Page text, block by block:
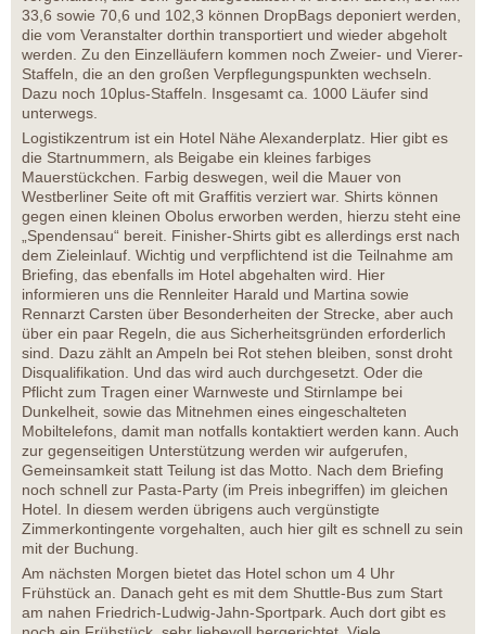
33,6 sowie 70,6 und 102,3 können DropBags deponiert werden,
die vom Veranstalter dorthin transportiert und wieder abgeholt
werden. Zu den Einzelläufern kommen noch Zweier- und Vierer-
Staffeln, die an den großen Verpflegungspunkten wechseln.
Dazu noch 10plus-Staffeln. Insgesamt ca. 1000 Läufer sind
unterwegs.
Logistikzentrum ist ein Hotel Nähe Alexanderplatz. Hier gibt es
die Startnummern, als Beigabe ein kleines farbiges
Mauerstückchen. Farbig deswegen, weil die Mauer von
Westberliner Seite oft mit Graffitis verziert war. Shirts können
gegen einen kleinen Obolus erworben werden, hierzu steht eine
„Spendensau“ bereit. Finisher-Shirts gibt es allerdings erst nach
dem Zieleinlauf. Wichtig und verpflichtend ist die Teilnahme am
Briefing, das ebenfalls im Hotel abgehalten wird. Hier
informieren uns die Rennleiter Harald und Martina sowie
Rennarzt Carsten über Besonderheiten der Strecke, aber auch
über ein paar Regeln, die aus Sicherheitsgründen erforderlich
sind. Dazu zählt an Ampeln bei Rot stehen bleiben, sonst droht
Disqualifikation. Und das wird auch durchgesetzt. Oder die
Pflicht zum Tragen einer Warnweste und Stirnlampe bei
Dunkelheit, sowie das Mitnehmen eines eingeschalteten
Mobiltelefons, damit man notfalls kontaktiert werden kann. Auch
zur gegenseitigen Unterstützung werden wir aufgerufen,
Gemeinsamkeit statt Teilung ist das Motto. Nach dem Briefing
noch schnell zur Pasta-Party (im Preis inbegriffen) im gleichen
Hotel. In diesem werden übrigens auch vergünstigte
Zimmerkontingente vorgehalten, auch hier gilt es schnell zu sein
mit der Buchung.
Am nächsten Morgen bietet das Hotel schon um 4 Uhr
Frühstück an. Danach geht es mit dem Shuttle-Bus zum Start
am nahen Friedrich-Ludwig-Jahn-Sportpark. Auch dort gibt es